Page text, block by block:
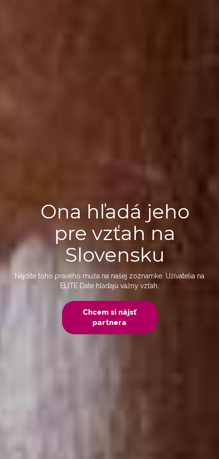
Chcem si nájsť
partnera
Ona hľadá jeho
pre vzťah na
Slovensku
Nájdite toho pravého muža na našej zoznamke. Užívatelia na
ELITE Date hľadajú vážny vzťah.